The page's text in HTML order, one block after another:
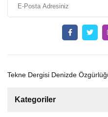
Tekne Dergisi Denizde
Kategoriler